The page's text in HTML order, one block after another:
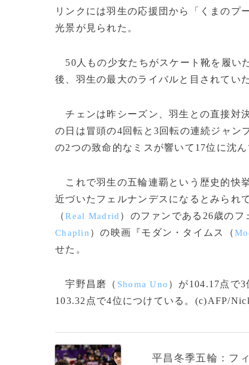
リンクには羽生の応援団から「くまのプ
光景が見られた。
50人もの少女たちがスケート靴を履い
後、羽生の最大のライバルと目されてい
チェンは昨シーズン、羽生との直接対
の日は冒頭の4回転と3回転の連続ジャン
の2つの致命的なミスが響いて17位に沈ん
これで羽生の五輪連覇という歴史的快
近づいたフェルナンデスになるとみられ
（Real Madrid ）のファンである26歳の
Chaplin ）の映画『モダン・タイムス（
せた。
宇野昌磨（ Shoma Uno ）が104.17点で
103.32点で4位につけている。(c)AFP/
平昌冬季五輪：フ